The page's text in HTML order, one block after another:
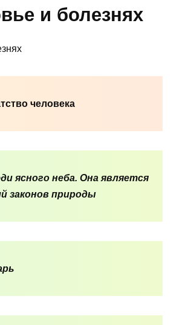
и болезнях
человека
ясного неба. Она является
законов природы